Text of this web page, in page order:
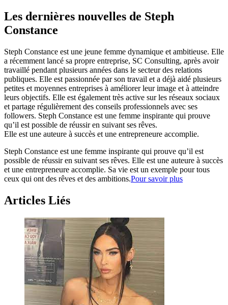
Les dernières nouvelles de Steph
Constance
Steph Constance est une jeune femme dynamique et ambitieuse. Elle
a récemment lancé sa propre entreprise, SC Consulting, après avoir
travaillé pendant plusieurs années dans le secteur des relations
publiques. Elle est passionnée par son travail et a déjà aidé plusieurs
petites et moyennes entreprises à améliorer leur image et à atteindre
leurs objectifs. Elle est également très active sur les réseaux sociaux
et partage régulièrement des conseils professionnels avec ses
followers. Steph Constance est une femme inspirante qui prouve
qu’il est possible de réussir en suivant ses rêves.
Elle est une auteure à succès et une entrepreneure accomplie.
Steph Constance est une femme inspirante qui prouve qu’il est
possible de réussir en suivant ses rêves. Elle est une auteure à succès
et une entrepreneure accomplie. Sa vie est un exemple pour tous
ceux qui ont des rêves et des ambitions.Pour savoir plus
Articles Liés